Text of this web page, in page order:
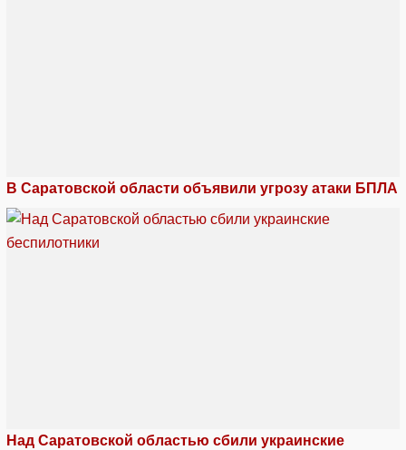
В Саратовской области объявили угрозу атаки БПЛА
Над Саратовской областью сбили украинские